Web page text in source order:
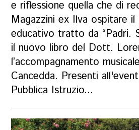
e riflessione quella che di
Magazzini ex Ilva ospitare il
educativo tratto da “Padri.
il nuovo libro del Dott.
l’accompagnamento
Cancedda. Presenti
Pubblica Istruzio...